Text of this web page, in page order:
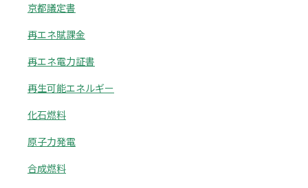
京都議定書
再エネ賦課金
再エネ電力証書
再生可能エネルギー
化石燃料
原子力発電
合成燃料